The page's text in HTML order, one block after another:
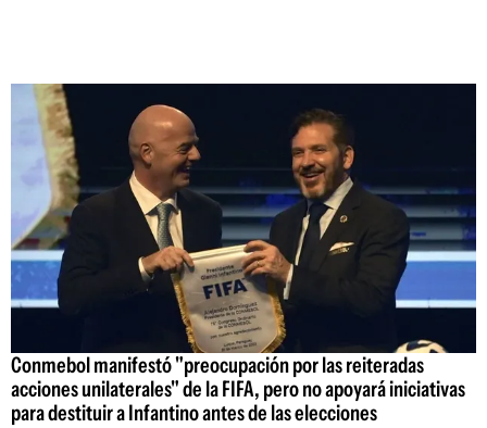
Conmebol manifestó "preocupación por las reiteradas
acciones unilaterales" de la FIFA, pero no apoyará iniciativas
para destituir a Infantino antes de las elecciones